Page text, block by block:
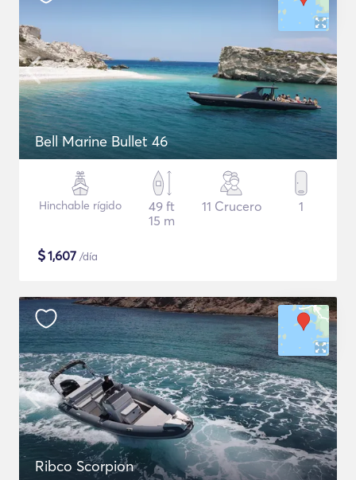
Bell Marine Bullet 46
Hinchable rígido
49 ft
15 m
11 Crucero 1
$1,607 /día
Ribco Scorpion